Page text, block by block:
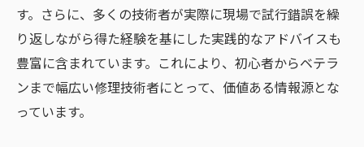
す。さらに、多くの技術者が実際に現場で試行錯誤を繰
り返しながら得た経験を基にした実践的なアドバイスも
豊富に含まれています。これにより、初心者からベテラ
ンまで幅広い修理技術者にとって、価値ある情報源とな
っています。